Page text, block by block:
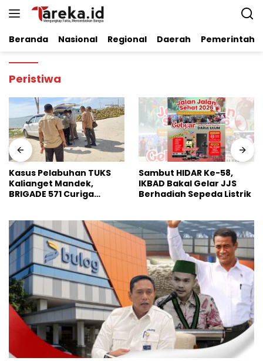
Beranda Nasional Regional Daerah
Peristiwa
Sambut HIDAR Ke-58,
IKBAD Bakal Gelar JJS
Berhadiah Sepeda Listrik
Dinilai Perkuat Stabilitas
Pangan Nasional, Badko
HMI Jatim Apresiasi